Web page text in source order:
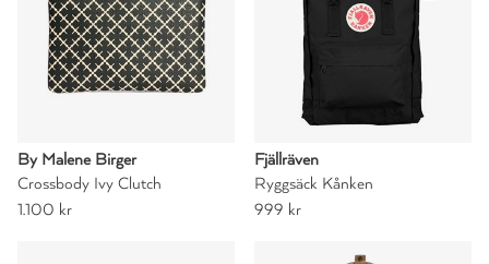
By Malene Birger
Crossbody Ivy Clutch
1.100 kr
Fjällräven
Ryggsäck Kånken
999 kr